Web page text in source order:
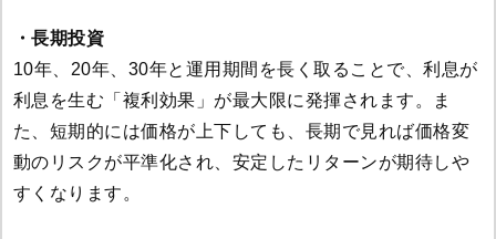
・長期投資
10年、20年、30年と運用期間を長く取ることで、利息が
利息を生む「複利効果」が最大限に発揮されます。ま
た、短期的には価格が上下しても、長期で見れば価格変
動のリスクが平準化され、安定したリターンが期待しや
すくなります。